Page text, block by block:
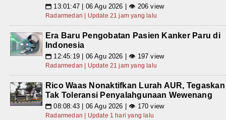
📅 13:01:47 | 06 Agu 2026 | 👁 206 view
Radarmedan | Update 21 jam yang lalu
Era Baru Pengobatan Pasien Kanker Paru di
Indonesia
📅 12:45:19 | 06 Agu 2026 | 👁 197 view
Radarmedan | Update 21 jam yang lalu
Rico Waas Nonaktifkan Lurah AUR, Tegaskan
Tak Toleransi Penyalahgunaan Wewenang
📅 08:08:43 | 06 Agu 2026 | 👁 170 view
Radarmedan | Update 1 hari yang lalu